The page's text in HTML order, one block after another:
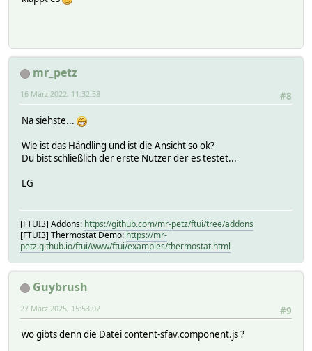
mr_petz
#8
16 März 2022, 11:32:58
Na siehste...
Wie ist das Händling und ist die Ansicht so ok?
Du bist schließlich der erste Nutzer der es testet...
LG
[FTUI3] Addons: https://github.com/mr-petz/ftui/tree/addons
[FTUI3] Thermostat Demo: https://mr-
petz.github.io/ftui/www/ftui/examples/thermostat.html
Guybrush
#9
27 März 2025, 15:53:02
wo gibts denn die Datei content-sfav.component.js ?